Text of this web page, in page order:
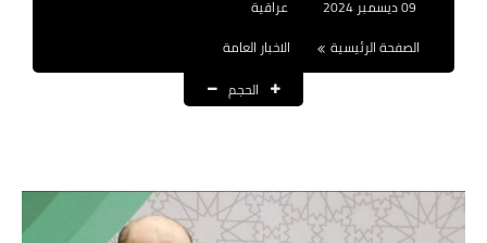
العقود والاجور اليومية
القروض والسلف
عراقية
الصفحة الرئيسية
الاخبار العامة
الحجم